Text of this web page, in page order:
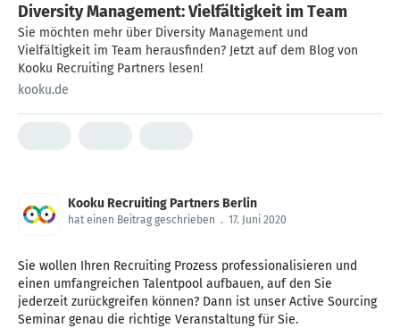
Diversity Management: Vielfältigkeit im Team
Sie möchten mehr über Diversity Management und
Vielfältigkeit im Team herausfinden? Jetzt auf dem Blog von
Kooku Recruiting Partners lesen!
kooku.de
Kooku Recruiting Partners Berlin
hat einen Beitrag geschrieben . 17. Juni 2020
Sie wollen Ihren Recruiting Prozess professionalisieren und
einen umfangreichen Talentpool aufbauen, auf den Sie
jederzeit zurückgreifen können? Dann ist unser Active Sourcing
Seminar genau die richtige Veranstaltung für Sie.